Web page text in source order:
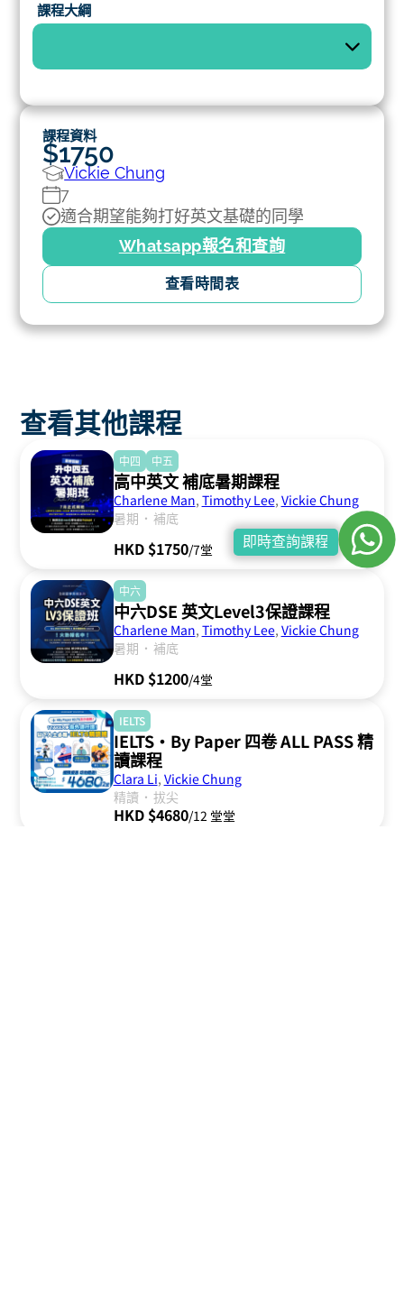
課程大綱
課程資料
$1750
Vickie Chung
7
適合期望能夠打好英文基礎的同學
Whatsapp報名和查詢
查看時間表
查看其他課程
中四 中五
高中英文 補底暑期課程
Charlene Man, Timothy Lee, Vickie Chung
暑期 ． 補底
HKD $1750/7堂
中六
中六DSE 英文Level3保證課程
Charlene Man, Timothy Lee, Vickie Chung
暑期 ． 補底
HKD $1200/4堂
IELTS
IELTS·By Paper 四卷 ALL PASS 精
讀課程
Clara Li, Vickie Chung
精讀 ． 拔尖
HKD $4680/12 堂堂
即時查詢課程